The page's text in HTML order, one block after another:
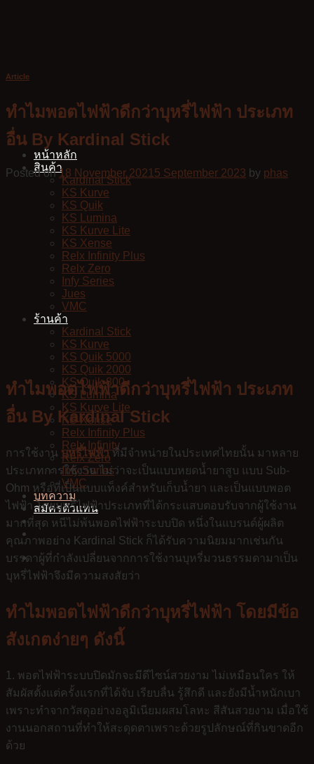
หน้าหลัก
สินค้า
Kardinal Stick
KS Kurve
KS Quik
KS Lumina
KS Kurve Lite
KS Xense
Relx Infinity Plus
Relx Zero
Infy Series
Jues
VMC
ร้านค้า
Kardinal Stick
KS Kurve
KS Quik 5000
KS Quik 2000
KS Quik 800
KS Lumina
KS Kurve Lite
KS Xense
Relx Infinity Plus
Relx Infinity
Relx Zero
Infy Series
VMC
บทความ
สมัครตัวแทน
Article
ทำไมพอตไฟฟ้าดีกว่าบุหรี่ไฟฟ้า ประเภท
อื่น By Kardinal Stick
Posted on18 November 2021 5 September 2023 by phas
ทำไมพอตไฟฟ้าดีกว่าบุหรี่ไฟฟ้า ประเภท
อื่น By Kardinal Stick
การใช้งาน บุหรี่ไฟฟ้าที่มีจำหน่ายในประเทศไทยนั้น มาหลาย
ประเภทการใช้งาน ไม่ว่าจะเป็นแบบหยดน้ำยาสูบ แบบ Sub-
Ohm หรือที่เป็นแบบแท็งค์สำหรับเก็บน้ำยา และเป็นแบบพอต
ไฟฟ้า โดยบุหรี่ไฟฟ้าประเภทที่ได้กระแสบตอบรับจากผู้ใช้งาน
มากที่สุด หนีไม่พ้นพอตไฟฟ้าระบบปิด หนึ่งในแบรนด์ผู้ผลิต
คุณภาพอย่าง Kardinal Stick ก็ได้รับความนิยมมากเช่นกัน
บรรดาผู้ที่กำลังเปลี่ยนจากการใช้งานบุหรี่มวนธรรมดามาเป็น
บุหรี่ไฟฟ้าจึงมีความสงสัยว่า
ทำไมพอตไฟฟ้าดีกว่าบุหรี่ไฟฟ้า โดยมีข้อ
สังเกตง่ายๆ ดังนี้
1. พอตไฟฟ้าระบบปิดมักจะมีดีไซน์สวยงาม ไม่เหมือนใคร ให้
สัมผัสตั้งแต่ครั้งแรกที่ได้จับ เรียบลื่น รู้สึกดี และยังมีน้ำหนักเบา
เพราะทำจากวัสดุอย่างอลูมิเนียมผสมโลหะ สีสันสวยงาม เมื่อใช้
งานนอกสถานที่ทำให้สะดุดตาเพราะด้วยรูปลักษณ์ที่กินขาดอีก
ด้วย